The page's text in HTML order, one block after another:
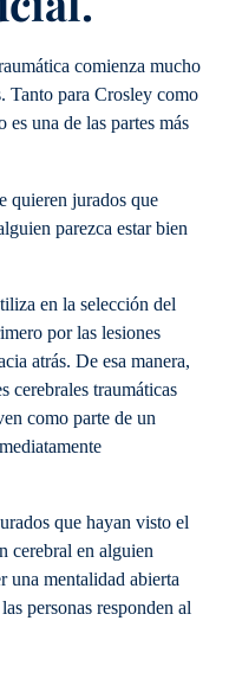
comienza mucho
Tanto para Crosley como
una de las partes más
quieren jurados que
parezca estar bien
en la selección del
por las lesiones
atrás. De esa manera,
cerebrales traumáticas
como parte de un
que hayan visto el
cerebral en alguien
una mentalidad abierta
personas responden al